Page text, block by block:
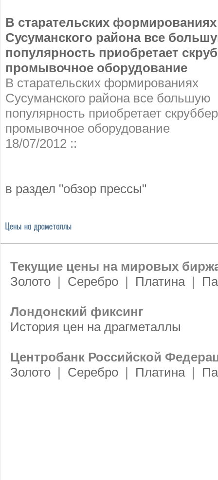
В старательских формированиях
Сусуманского района все
популярность приобретает
промывочное оборудование
В старательских формированиях
Сусуманского района все большую
популярность приобретает
промывочное оборудование
18/07/2012 ::
в раздел "обзор прессы"
Текущие цены на мировых
Золото | Серебро | Платина |
Лондонский фиксинг
История цен на драгметаллы
Центробанк Российской
Золото | Серебро | Платина |